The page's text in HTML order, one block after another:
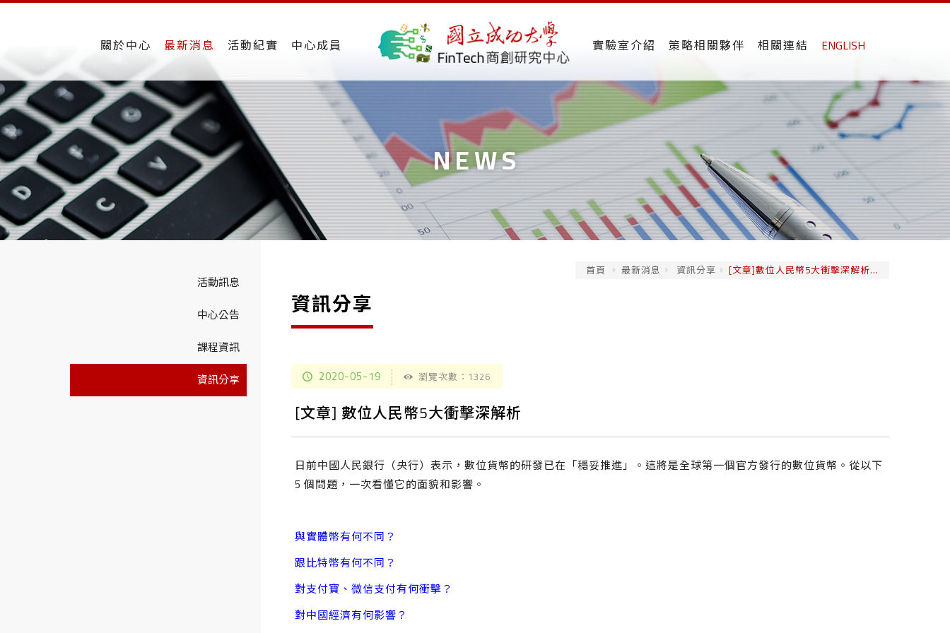
關於中心 最新消息 活動紀實 中心成員 實驗室介紹 策略相關夥伴 相關連結 ENGLISH
NEWS
首頁 最新消息 資訊分享 [文章]數位人民幣5大衝擊深解析...
資訊分享
2020-05-19 瀏覽次數：1326
[文章] 數位人民幣5大衝擊深解析
日前中國人民銀行（央行）表示，數位貨幣的研發已在「穩妥推進」。這將是全球第一個官方發行的數位貨幣。從以下
5 個問題，一次看懂它的面貌和影響。
與實體幣有何不同？
跟比特幣有何不同？
對支付寶、微信支付有何衝擊？
對中國經濟有何影響？
活動訊息
中心公告
課程資訊
資訊分享